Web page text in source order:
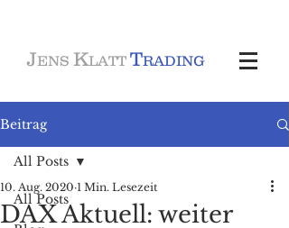
JENS KLATT TRADING
Beitrag
All Posts
All Posts
DAX Aktuell: weiter
10. Aug. 2020 1 Min. Lesezeit